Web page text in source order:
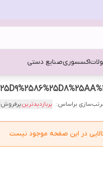
اکسسوریصنایع دستی
براساس: پربازدیدترین
در این صفحه موجود نیست